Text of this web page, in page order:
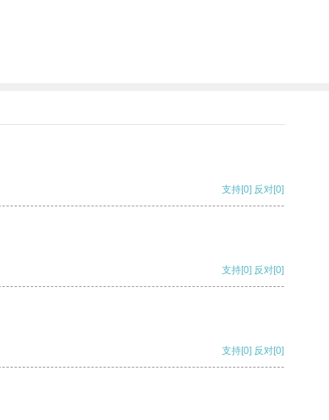
支持[0] 反对[0]
支持[0] 反对[0]
支持[0] 反对[0]